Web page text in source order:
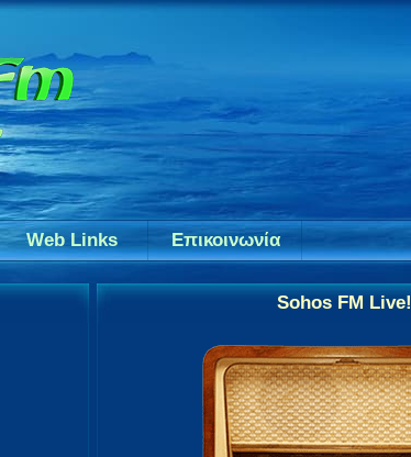
Web Links Επικοινωνία
Sohos FM Live!